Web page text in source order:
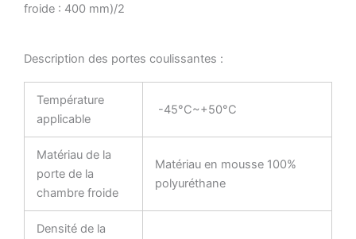
froide : 400 mm)/2
Description des portes coulissantes :
Température
applicable
-45°C~+50°C
Matériau de la
porte de la
chambre froide
Matériau en mousse 100%
polyuréthane
Densité de la